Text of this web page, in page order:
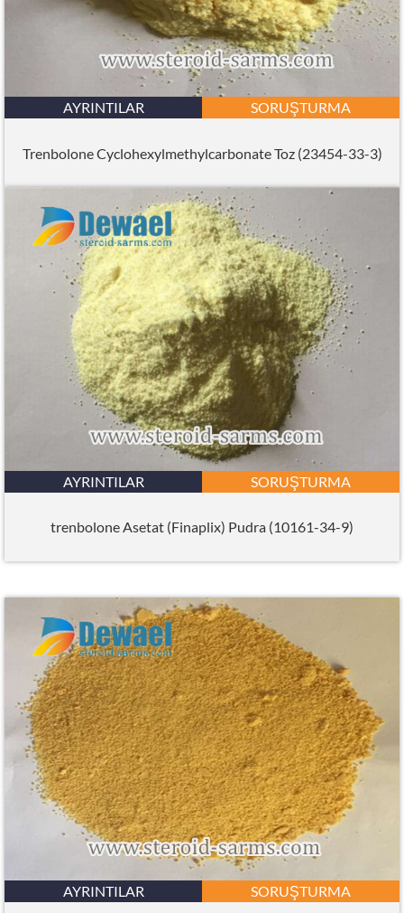
AYRINTILAR SORUŞTURMA
Trenbolone Cyclohexylmethylcarbonate Toz (23454-33-3)
AYRINTILAR SORUŞTURMA
trenbolone Asetat (Finaplix) Pudra (10161-34-9)
AYRINTILAR SORUŞTURMA